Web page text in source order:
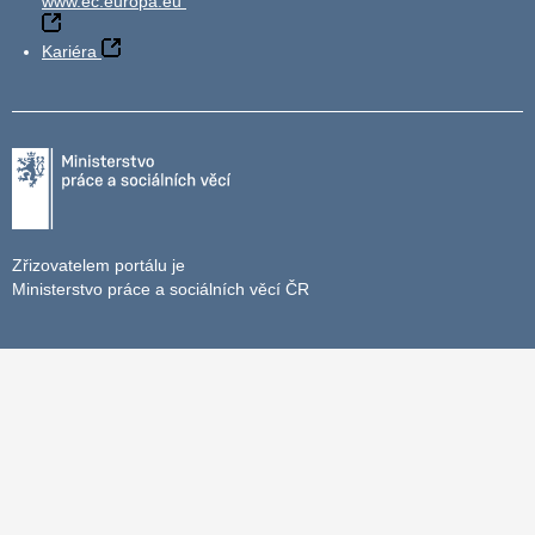
Kariéra
Zřizovatelem portálu je
Ministerstvo práce a sociálních věcí ČR